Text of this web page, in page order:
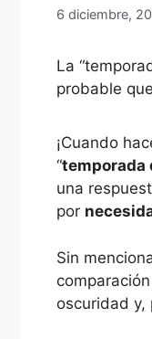
6 diciembre,
La
probable
¡Cuando
“temporada
una
por
Sin
oscuridad y,